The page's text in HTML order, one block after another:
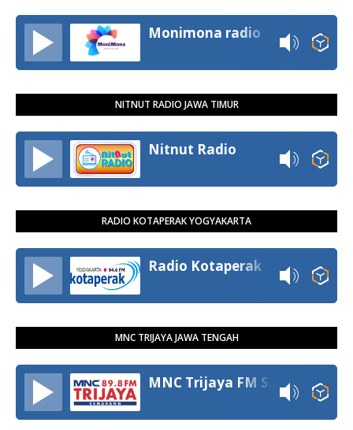
Monimona radio
NITNUT RADIO JAWA TIMUR
Nitnut Radio
RADIO KOTAPERAK YOGYAKARTA
Radio Kotaperak
MNC TRIJAYA JAWA TENGAH